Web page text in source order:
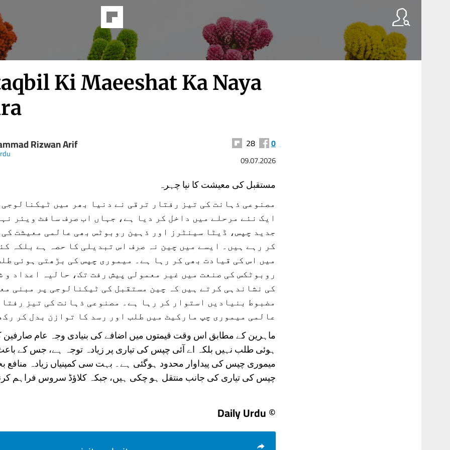
Ki Maeeshat Ka Naya
Rizwan Arif 28 0
09.07.2026
مستقبل کی معیشت کا نیا چہرہ
مصنوعی ذہانت کی تیز رفتار ترقی نے دنیا بھر میں
ایک نئے مرحلے میں داخل کر دیا ہے، جہاں اب صرف سافٹ ویئر
جدید چپس، ڈیٹا سینٹرز اور ذہین روبوٹس بھی عالمی معیشت
کر رہے ہیں۔ ایسے میں چین نہ صرف اس تبدیلی کا حصہ ہے بلکہ
میں اس کی قیادت بھی کر رہا ہے۔ میموری چپس کی بڑھتی ہوئی
روبوٹکس کی صنعت میں غیر معمولی پیش رفت تک، حالیہ اعداد و
کی نشاندہی کرتے ہیں کہ چین مستقبل کی ٹیکنالوجی پر مبنی
مضبوط بنیادیں استوار کر رہا ہے۔ مصنوعی ذہانت کی تیز
عالمی میموری چپ مارکیٹ میں طلب اور رسد کا توازن بدل کر
ماہرین کے مطابق اس وقت قیمتوں میں اضافے کی بنیادی وجہ عام
ہوئی طلب نہیں بلکہ اے آئی چپس کی تیاری پر زیادہ توجہ ہے، جس کے
میموری چپس کی پیداوار محدود ہوگئی ہے۔ بہت سی کمپنیاں زیادہ منافع
چپس کی تیاری کی جانب منتقل ہو چکی ہیں، جبکہ کلاؤڈ سروس فراہم
© Daily Urdu